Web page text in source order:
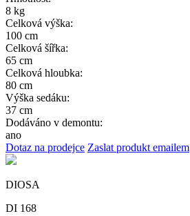
8 kg
Celková výška:
100 cm
Celková šířka:
65 cm
Celková hloubka:
80 cm
Výška sedáku:
37 cm
Dodáváno v demontu:
ano
Dotaz na prodejce Zaslat produkt emailem
DIOSA
DI 168